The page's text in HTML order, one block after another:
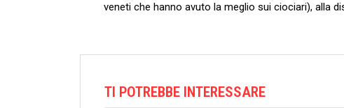
veneti che hanno avuto la meglio sui ciociari), alla
TI POTREBBE INTERESSARE